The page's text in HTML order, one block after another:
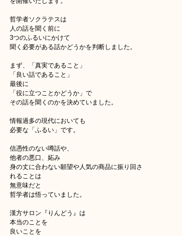
哲学者ソクラテスは
人の話を聞く前に
3つのふるいにかけて
聞く必要がある話かどうかを判断しました。
まず、「真実であること」
「良い話であること」
最後に
「役に立つことかどうか」で
その話を聞くのかを決めていました。
情報過多の現代においても
必要な「ふるい」です。
信憑性のない噂話や、
他者の悪口、妬み
身の丈に合わない願望や人気の商品に振り回さ
れることは
無意味だと
哲学者は悟っていました。
漢方サロン『りんどう』は
本当のことを
良いことを